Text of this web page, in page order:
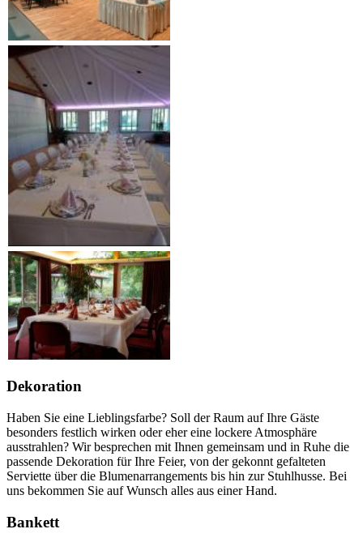
Dekoration
Haben Sie eine Lieblingsfarbe? Soll der Raum auf Ihre Gäste
besonders festlich wirken oder eher eine lockere Atmosphäre
ausstrahlen? Wir besprechen mit Ihnen gemeinsam und in Ruhe die
passende Dekoration für Ihre Feier, von der gekonnt gefalteten
Serviette über die Blumenarrangements bis hin zur Stuhlhusse. Bei
uns bekommen Sie auf Wunsch alles aus einer Hand.
Bankett